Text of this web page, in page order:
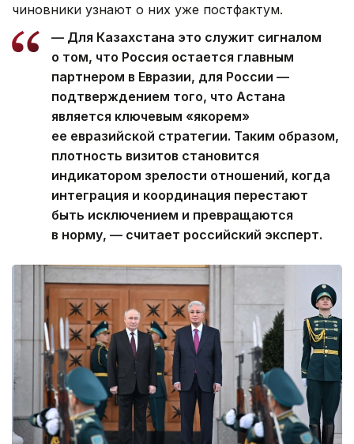
чиновники узнают о них уже постфактум.
— Для Казахстана это служит сигналом
о том, что Россия остается главным
партнером в Евразии, для России —
подтверждением того, что Астана
является ключевым «якорем»
ее евразийской стратегии. Таким образом,
плотность визитов становится
индикатором зрелости отношений, когда
интеграция и координация перестают
быть исключением и превращаются
в норму, — считает российский эксперт.